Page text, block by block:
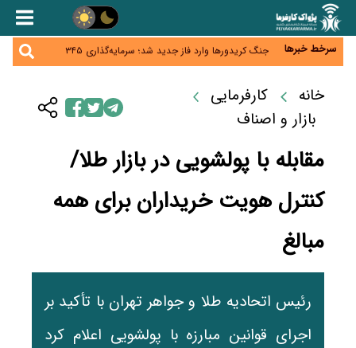
سرخط خبرها
همایش و مسابقه نذری ماه صفر برگزار شد
زائران اربعین نگران ارز باقی‌مانده نباشند؛ خرید دینار در
بانک‌ها و صرافی‌ها
جنگ کریدورها وارد فاز جدید شد؛ سرمایه‌گذاری ۳۴۵
میلیارد دلاری اوراسیا تا ۲۰۳۵
شبکه کمتر توسعه می‌یابد
تأمین سرمایه در گردش بدون خلق نقدینگی؛ نقش
جدید سیاست‌های مالیاتی در حمایت از تولید
خانه
کارفرمایی
بازار و اصناف
مقابله با پولشویی در بازار طلا/
کنترل هویت خریداران برای همه
مبالغ
رئیس اتحادیه طلا و جواهر تهران با تأکید بر
اجرای قوانین مبارزه با پولشویی اعلام کرد